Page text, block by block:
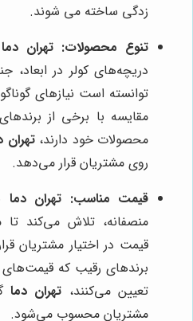
زدگی ساخته می شوند.
تنوع محصولات: تهران دما
دریچه‌های کولر در
توانسته است نیازهای
مقایسه با برخی از
محصولات خود دارند،تهران
روی مشتریان قرار می‌دهد.
قیمت مناسب: تهران دما
منصفانه، تلاش می‌کند
قیمت در اختیار مشتریان
برندهای رقیب که قیمت‌های
تعیین می‌کنند، تهران دما
مشتریان محسوب می‌شود.